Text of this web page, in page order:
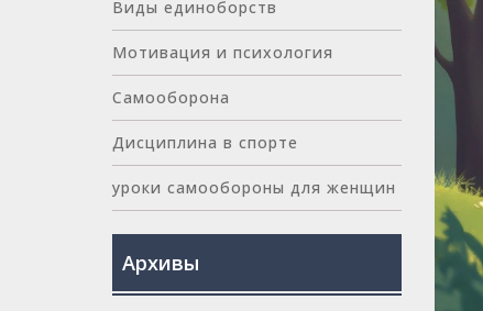
Виды единоборств
Мотивация и психология
Самооборона
Дисциплина в спорте
уроки самообороны для женщин
Архивы